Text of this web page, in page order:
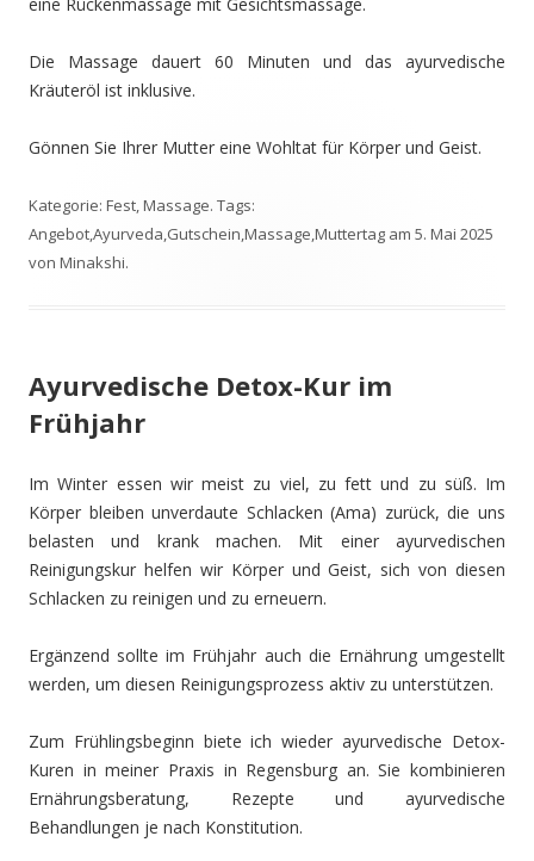
Die Massage dauert 60 Minuten und das ayurvedische
Kräuteröl ist inklusive.
Gönnen Sie Ihrer Mutter eine Wohltat für Körper und Geist.
Kategorie: Fest,Massage. Tags:
Angebot,Ayurveda,Gutschein,Massage,Muttertag am 5. Mai 2025
von Minakshi.
Ayurvedische Detox-Kur im
Frühjahr
Im Winter essen wir meist zu viel, zu fett und zu süß. Im
Körper bleiben unverdaute Schlacken (Ama) zurück, die uns
belasten und krank machen. Mit einer ayurvedischen
Reinigungskur helfen wir Körper und Geist, sich von diesen
Schlacken zu reinigen und zu erneuern.
Ergänzend sollte im Frühjahr auch die Ernährung umgestellt
werden, um diesen Reinigungsprozess aktiv zu unterstützen.
Zum Frühlingsbeginn biete ich wieder ayurvedische Detox-
Kuren in meiner Praxis in Regensburg an. Sie kombinieren
Ernährungsberatung, Rezepte und ayurvedische
Behandlungen je nach Konstitution.